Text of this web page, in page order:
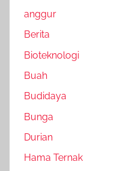
anggur
Berita
Bioteknologi
Buah
Budidaya
Bunga
Durian
Hama Ternak